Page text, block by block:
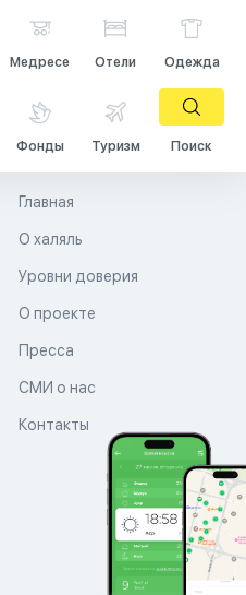
Медресе Отели Одежда
Фонды Туризм Поиск
Главная
О халяль
Уровни доверия
О проекте
Пресса
СМИ о нас
Контакты